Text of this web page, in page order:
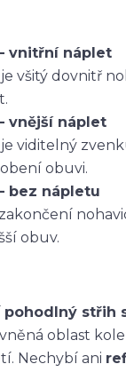
vnitřní náplet
všitý dovnitř
vnější náplet
viditelný
obuvi.
bez nápletu
obuv.
pohodlný střih
oblast
Nechybí ani